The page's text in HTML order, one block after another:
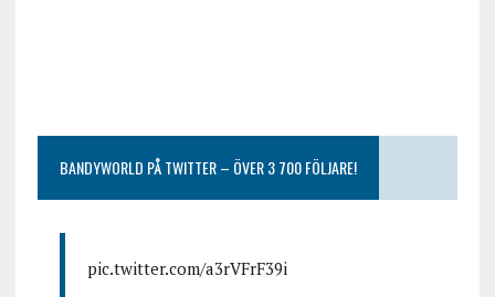
BANDYWORLD PÅ TWITTER – ÖVER 3 700 FÖLJARE!
pic.twitter.com/a3rVFrF39i